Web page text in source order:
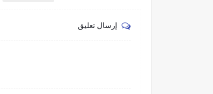
إرسال تعليق